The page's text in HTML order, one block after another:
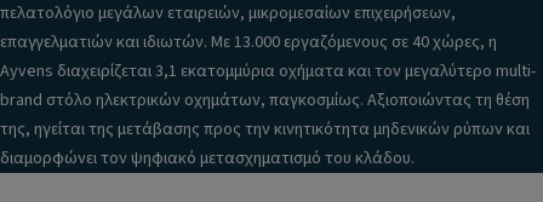
πελατολόγιο μεγάλων εταιρειών, μικρομεσαίων επιχειρήσεων,
επαγγελματιών και ιδιωτών. Με 13.000 εργαζόμενους σε 40 χώρες, η
Ayvens διαχειρίζεται 3,1 εκατομμύρια οχήματα και τον μεγαλύτερο multi-
brand στόλο ηλεκτρικών οχημάτων, παγκοσμίως. Αξιοποιώντας τη θέση
της, ηγείται της μετάβασης προς την κινητικότητα μηδενικών ρύπων και
διαμορφώνει τον ψηφιακό μετασχηματισμό του κλάδου.